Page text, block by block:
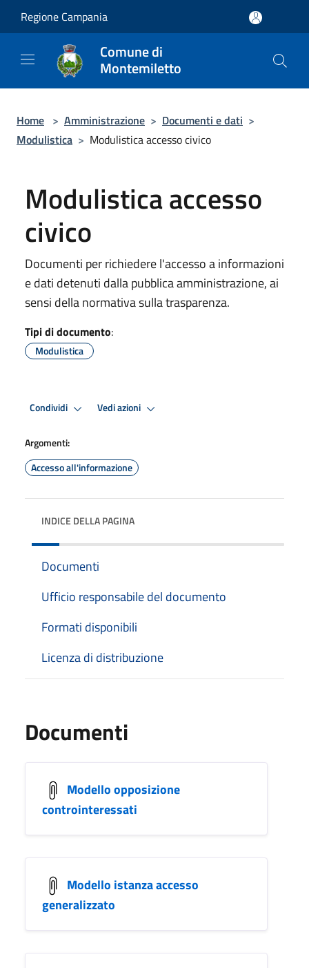
Regione Campania
Comune di
Montemiletto
Home > Amministrazione > Documenti e dati >
Modulistica > Modulistica accesso civico
Modulistica accesso
civico
Documenti per richiedere l'accesso a informazioni
e dati detenuti dalla pubblica amministrazione, ai
sensi della normativa sulla trasparenza.
Tipi di documento:
Modulistica
Condividi Vedi azioni
Argomenti:
Accesso all'informazione
INDICE DELLA PAGINA
Documenti
Ufficio responsabile del documento
Formati disponibili
Licenza di distribuzione
Documenti
Modello opposizione
controinteressati
Modello istanza accesso
generalizzato